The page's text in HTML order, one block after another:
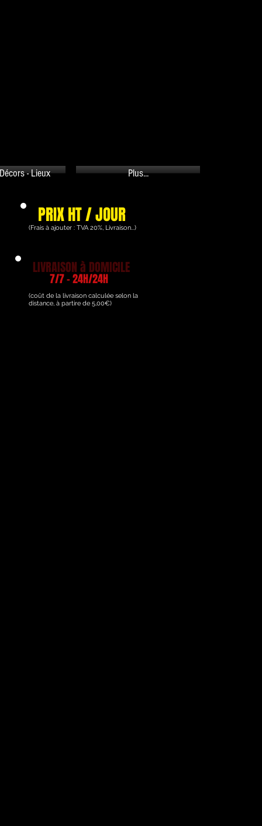
- Lieux Plus...
PRIX HT / JOUR
(Frais à ajouter : TVA 20%, Livraison...)
LIVRAISON à DOMICILE
7/7 - 24H/24H
(coût de la livraison calculée selon la
distance, à partire de 5,00€)